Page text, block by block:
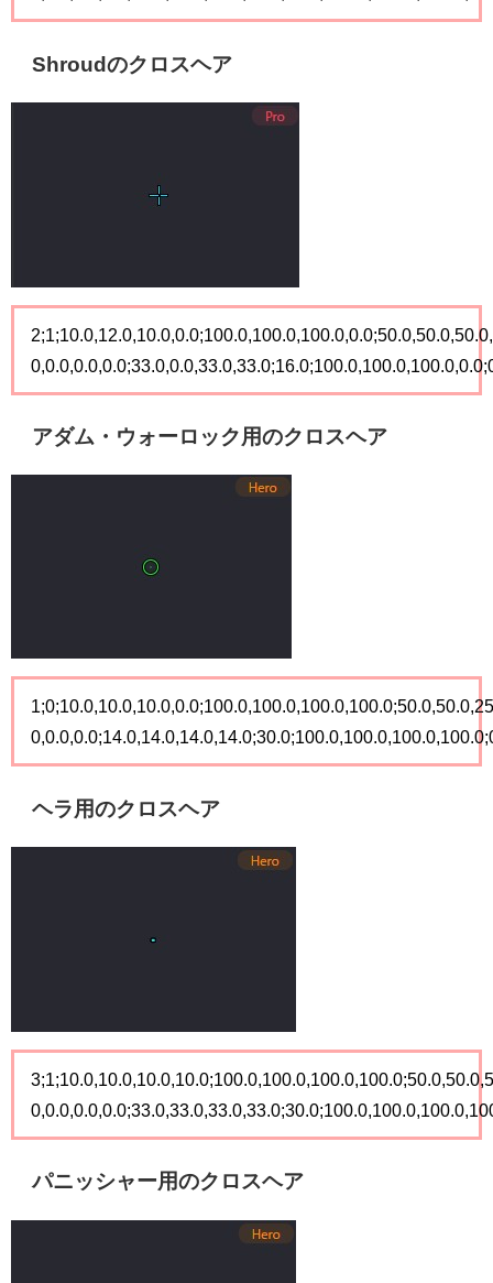
Shroudのクロスヘア
アダム・ウォーロック用のクロスヘア
ヘラ用のクロスヘア
パニッシャー用のクロスヘア